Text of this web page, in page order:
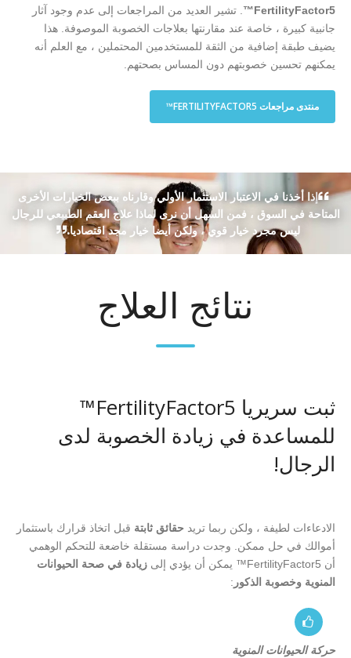
FertilityFactor5™
. تشير العديد من المراجعات إلى عدم وجود آثار
جانبية كبيرة ، خاصة عند مقارنتها بعلاجات الخصوبة الموصوفة. هذا
يضيف طبقة إضافية من الثقة للمستخدمين المحتملين ، مع العلم أنه
يمكنهم تحسين خصوبتهم دون المساس بصحتهم.
منتدى مراجعات FERTILITYFACTOR5™
إذا أخذنا في الاعتبار الاستثمار الأولي وقارناه ببعض الخيارات الأخرى
المتاحة في السوق ، فمن السهل أن نرى لماذا علاج العقم الطبيعي للرجال
ليس مجرد خيار قوي ، ولكن أيضا خيار مجد اقتصاديا.
نتائج العلاج
ثبت سريريا FertilityFactor5™
للمساعدة في زيادة الخصوبة لدى
الرجال!
الادعاءات لطيفة ، ولكن ربما تريد حقائق ثابتة قبل اتخاذ قرارك باستثمار
أموالك في حل ممكن. وجدت دراسة مستقلة خاضعة للتحكم الوهمي
أن FertilityFactor5™ يمكن أن يؤدي إلى
زيادة في صحة الحيوانات
المنوية وخصوبة الذكور :
حركة الحيوانات المنوية